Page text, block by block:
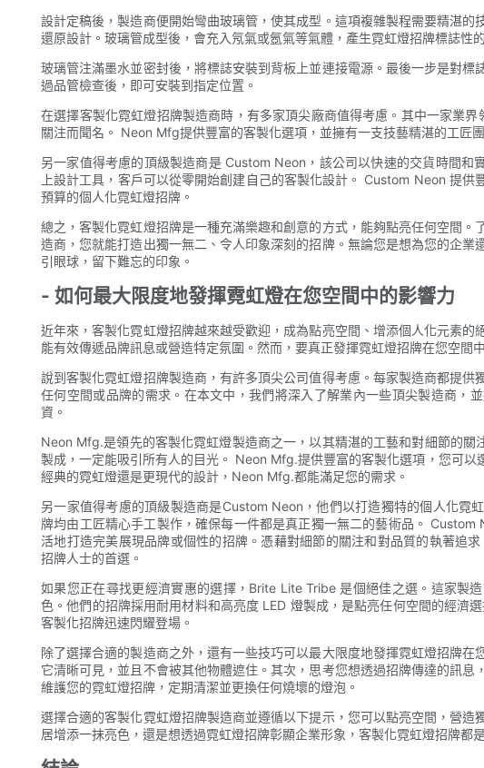
設計定稿後，製造商便開始彎曲玻璃管，使其成型。這項複雜製程需要精湛
還原設計。玻璃管成型後，會充入氖氣或氬氣等氣體，產生霓虹燈招牌標誌性
玻璃管注滿墨水並密封後，將標誌安裝到背板上並連接電源。最後一步是對
過品管檢查後，即可安裝到指定位置。
在選擇客製化霓虹燈招牌製造商時，有多家頂尖廠商值得考慮。其中一家業
關注而聞名。 Neon Mfg提供豐富的客製化選項，並擁有一支技藝精湛的工匠
另一家值得考慮的頂級製造商是 Custom Neon，該公司以快速的交貨時間
上設計工具，客戶可以從零開始創建自己的客製化設計。 Custom Neon 提
預算的個人化霓虹燈招牌。
總之，客製化霓虹燈招牌是一種充滿樂趣和創意的方式，能夠點亮任何空間
造商，您就能打造出獨一無二、令人印象深刻的招牌。無論您是想為您的企
引眼球，留下難忘的印象。
- 如何最大限度地發揮霓虹燈在您空間中的影響力
近年來，客製化霓虹燈招牌越來越受歡迎，成為點亮空間、增添個人化元素
能有效傳遞品牌訊息或營造特定氛圍。然而，要真正發揮霓虹燈招牌在您空間
說到客製化霓虹燈招牌製造商，有許多頂尖公司值得考慮。每家製造商都提
任何空間或品牌的需求。在本文中，我們將深入了解業內一些頂尖製造商，
資。
Neon Mfg.是領先的客製化霓虹燈製造商之一，以其精湛的工藝和對細節的關
製成，一定能吸引所有人的目光。 Neon Mfg.提供豐富的客製化選項，您可
經典的霓虹燈還是更現代的設計，Neon Mfg.都能滿足您的需求。
另一家值得考慮的頂級製造商是Custom Neon，他們以打造獨特的個人化霓
牌均由工匠精心手工製作，確保每一件都是真正獨一無二的藝術品。
活地打造完美展現品牌或個性的招牌。憑藉對細節的關注和對品質的執著追
招牌人士的首選。
如果您正在尋找更經濟實惠的選擇，Brite Lite Tribe 是個絕佳之選。這家製
色。他們的招牌採用耐用材料和高亮度 LED 燈製成，是點亮任何空間的經濟
客製化招牌迅速閃耀登場。
除了選擇合適的製造商之外，還有一些技巧可以最大限度地發揮霓虹燈招牌
它清晰可見，並且不會被其他物體遮住。其次，思考您想透過招牌傳達的訊
維護您的霓虹燈招牌，定期清潔並更換任何燒壞的燈泡。
選擇合適的客製化霓虹燈招牌製造商並遵循以下提示，您可以點亮空間，營
居增添一抹亮色，還是想透過霓虹燈招牌彰顯企業形象，客製化霓虹燈招牌都